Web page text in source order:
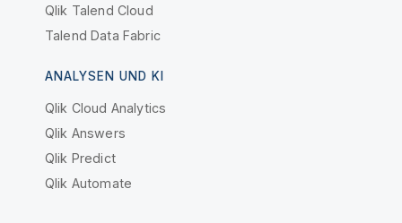
Qlik Talend Cloud
Talend Data Fabric
ANALYSEN UND KI
Qlik Cloud Analytics
Qlik Answers
Qlik Predict
Qlik Automate